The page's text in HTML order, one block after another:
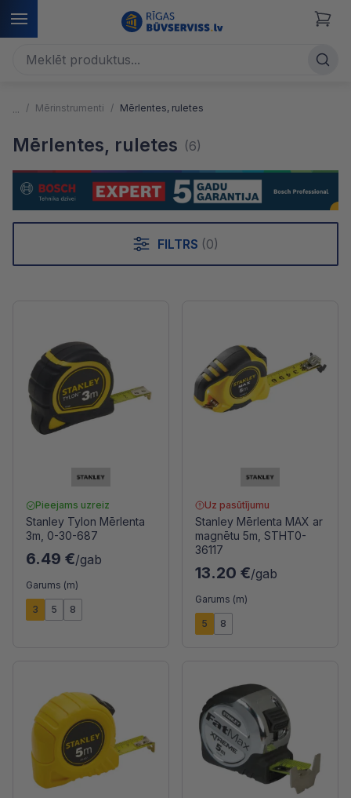
Mērinstrumenti Mērlentes, ruletes
Mērlentes, ruletes (6)
FILTRS (0)
Pieejams uzreiz
Stanley Tylon Mērlenta
3m, 0-30-687
6.49 €/gab
Garums (m)
3 5 8
Uz pasūtījumu
Stanley Mērlenta MAX ar
magnētu 5m, STHT0-
36117
13.20 €/gab
Garums (m)
5 8